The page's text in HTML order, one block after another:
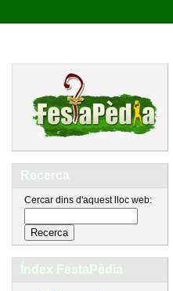
Recerca
Cercar dins d'aquest lloc web:
Índex FestaPèdia